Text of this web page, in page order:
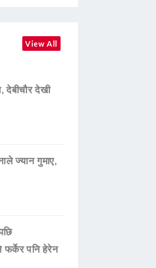
View All
देबीचौर देखी
ज्यान गुमाए,
फर्केर पनि हेरेन